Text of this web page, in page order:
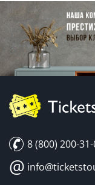
8 (800) 200-
@